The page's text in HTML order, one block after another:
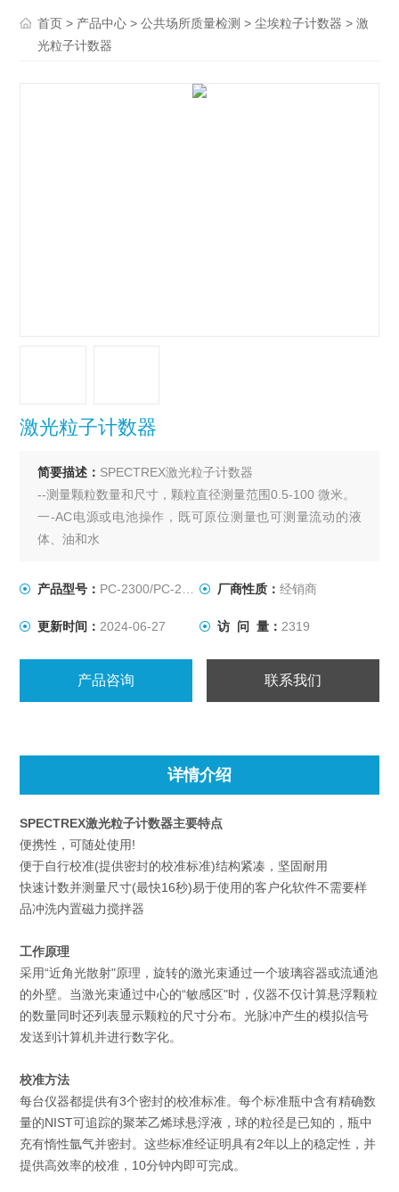
首页 > 产品中心 >公共场所质量检测 >尘埃粒子计数器 > 激
光粒子计数器
激光粒子计数器
简要描述： SPECTREX激光粒子计数器
--测量颗粒数量和尺寸，颗粒直径测量范围0.5-100 微米。
一-AC电源或电池操作，既可原位测量也可测量流动的液
体、油和水
产品型号： PC-2300/PC-2200 厂商性质： 经销商
更新时间： 2024-06-27 访 问 量： 2319
产品咨询 联系我们
详情介绍
SPECTREX激光粒子计数器主要特点
便携性，可随处使用!
便于自行校准(提供密封的校准标准)结构紧凑，坚固耐用
快速计数并测量尺寸(最快16秒)易于使用的客户化软件不需要样
品冲洗内置磁力搅拌器
工作原理
采用“近角光散射"原理，旋转的激光束通过一个玻璃容器或流通池
的外壁。当激光束通过中心的“敏感区"时，仪器不仅计算悬浮颗粒
的数量同时还列表显示颗粒的尺寸分布。光脉冲产生的模拟信号
发送到计算机并进行数字化。
校准方法
每台仪器都提供有3个密封的校准标准。每个标准瓶中含有精确数
量的NIST可追踪的聚苯乙烯球悬浮液，球的粒径是已知的，瓶中
充有惰性氩气并密封。这些标准经证明具有2年以上的稳定性，并
提供高效率的校准，10分钟内即可完成。